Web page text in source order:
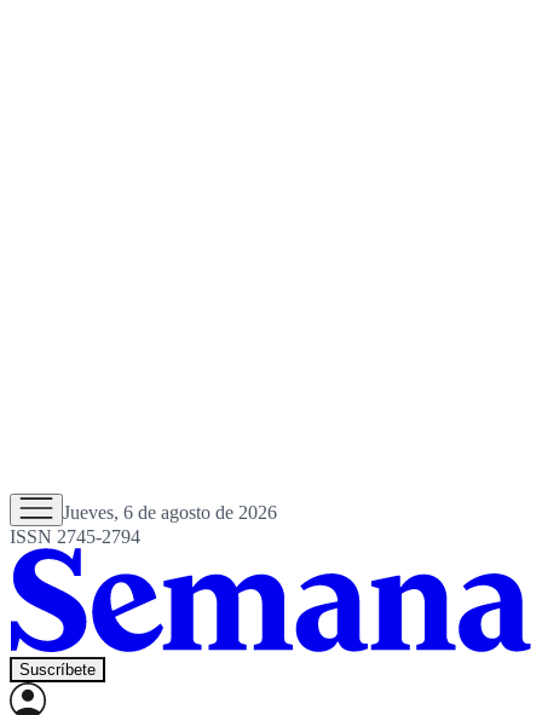
Jueves, 6 de agosto de 2026
ISSN 2745-2794
Suscríbete